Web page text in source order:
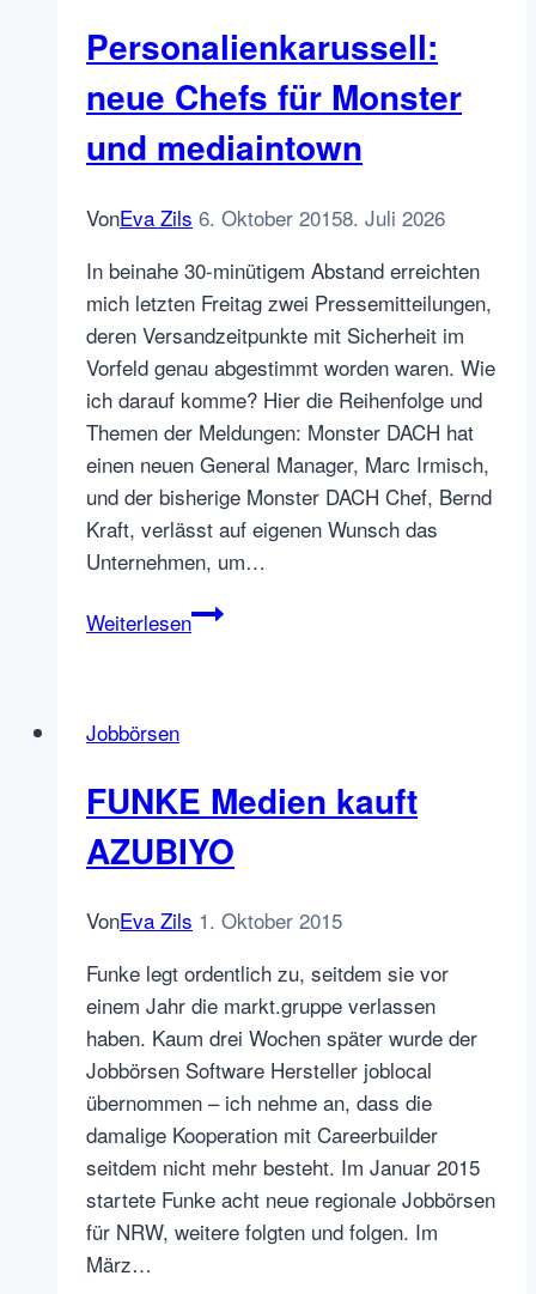
Schweiz?
Personalienkarussell:
neue Chefs für Monster
und mediaintown
VonEva Zils 6. Oktober 20158. Juli 2026
In beinahe 30-minütigem Abstand erreichten
mich letzten Freitag zwei Pressemitteilungen,
deren Versandzeitpunkte mit Sicherheit im
Vorfeld genau abgestimmt worden waren. Wie
ich darauf komme? Hier die Reihenfolge und
Themen der Meldungen: Monster DACH hat
einen neuen General Manager, Marc Irmisch,
und der bisherige Monster DACH Chef, Bernd
Kraft, verlässt auf eigenen Wunsch das
Unternehmen, um…
WeiterlesenPersonalienkarussell:
mediaintown
Jobbörsen
FUNKE Medien kauft
AZUBIYO
VonEva Zils 1. Oktober 2015
Funke legt ordentlich zu, seitdem sie vor
einem Jahr die markt.gruppe verlassen
haben. Kaum drei Wochen später wurde der
Jobbörsen Software Hersteller joblocal
übernommen – ich nehme an, dass die
damalige Kooperation mit Careerbuilder
seitdem nicht mehr besteht. Im Januar 2015
startete Funke acht neue regionale Jobbörsen
für NRW, weitere folgten und folgen. Im
März…